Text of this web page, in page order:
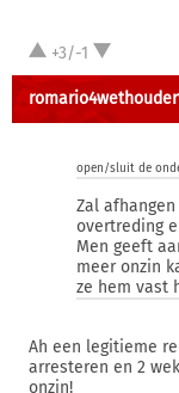
+3/-1
open/sluit de
Zal
overtreding
Men geeft
meer onzin
ze hem vast
Ah een legitieme
arresteren en 2
onzin!